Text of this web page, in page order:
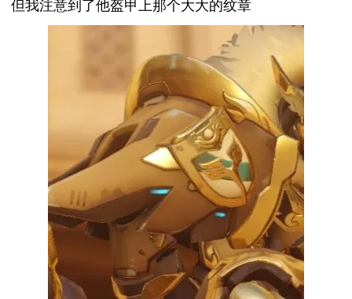
但我注意到了他盔甲上那个大大的纹章